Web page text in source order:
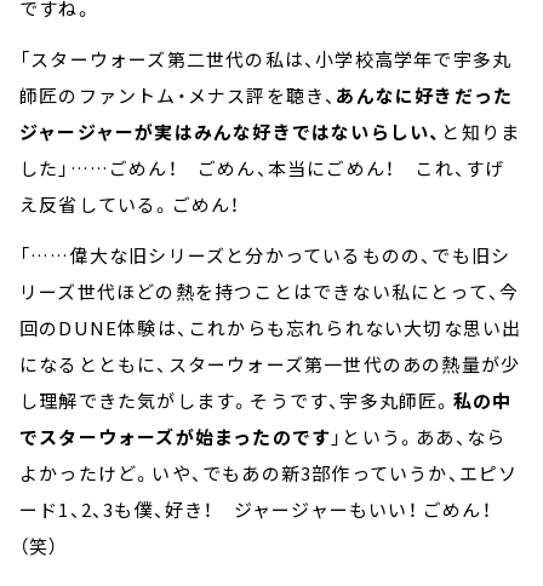
ですね。
「スターウォーズ第二世代の私は、小学校高学年で宇多丸
師匠のファントム・メナス評を聴き、 あんなに好きだった
ジャージャーが実はみんな好きではないらしい、 と知りま
した」……ごめん！ ごめん、本当にごめん！ これ、すげ
え反省している。ごめん！
「……偉大な旧シリーズと分かっているものの、でも旧シ
リーズ世代ほどの熱を持つことはできない私にとって、今
回のDUNE体験は、これからも忘れられない大切な思い出
になるとともに、スターウォーズ第一世代のあの熱量が少
し理解できた気がします。そうです、宇多丸師匠。 私の中
でスターウォーズが始まったのです 」という。ああ、なら
よかったけど。いや、でもあの新3部作っていうか、エピソ
ード1、2、3も僕、好き！ ジャージャーもいい！ ごめん！
（笑）